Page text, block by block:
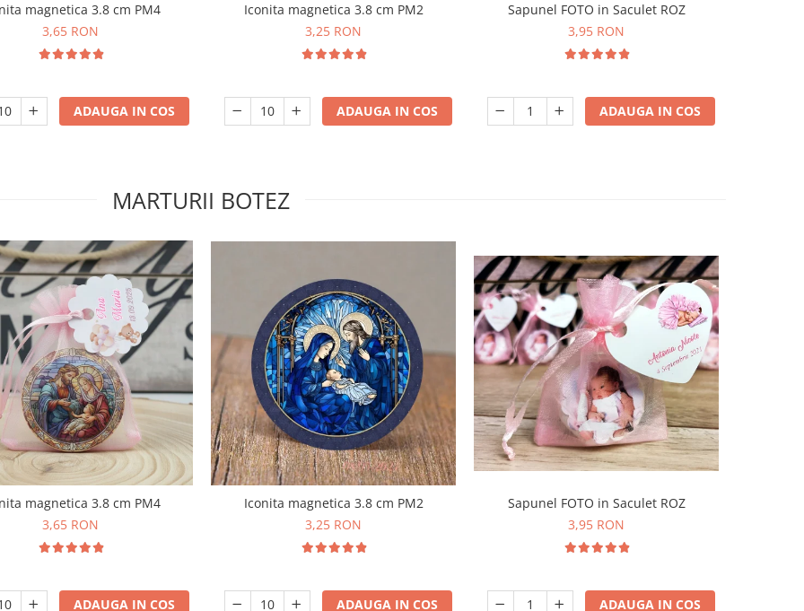
magnetica 3.8 cm PM4
3,65 RON
ADAUGA IN COS
Iconita magnetica 3.8 cm PM2
3,25 RON
ADAUGA IN COS
Sapunel FOTO in Saculet ROZ
3,95 RON
ADAUGA IN COS
MARTURII BOTEZ
magnetica 3.8 cm PM4
3,65 RON
ADAUGA IN COS
Iconita magnetica 3.8 cm PM2
3,25 RON
ADAUGA IN COS
Sapunel FOTO in Saculet ROZ
3,95 RON
ADAUGA IN COS